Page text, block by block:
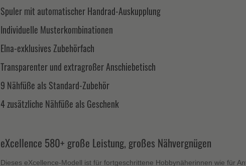
Spuler mit automatischer Handrad-Auskupplung
Individuelle Musterkombinationen
Elna-exklusives Zubehörfach
Transparenter und extragroßer Anschiebetisch
9 Nähfüße als Standard-Zubehör
4 zusätzliche Nähfüße als Geschenk
eXcellence 580+ große Leistung, großes Nähvergnügen
Dieses eXcellence-Modell ist für fortgeschrittene Hobbynäherinnen wie für